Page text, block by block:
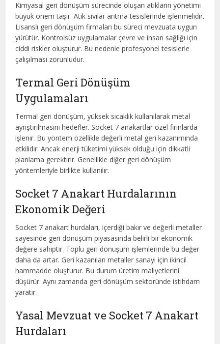
Kimyasal geri dönüşüm sürecinde oluşan atıkların yönetimi
büyük önem taşır. Atık sıvılar arıtma tesislerinde işlenmelidir.
Lisanslı geri dönüşüm firmaları bu süreci mevzuata uygun
yürütür. Kontrolsüz uygulamalar çevre ve insan sağlığı için
ciddi riskler oluşturur. Bu nedenle profesyonel tesislerle
çalışılması zorunludur.
Termal Geri Dönüşüm
Uygulamaları
Termal geri dönüşüm, yüksek sıcaklık kullanılarak metal
ayrıştırılmasını hedefler. Socket 7 anakartlar özel fırınlarda
işlenir. Bu yöntem özellikle değerli metal geri kazanımında
etkilidir. Ancak enerji tüketimi yüksek olduğu için dikkatli
planlama gerektirir. Genellikle diğer geri dönüşüm
yöntemleriyle birlikte kullanılır.
Socket 7 Anakart Hurdalarının
Ekonomik Değeri
Socket 7 anakart hurdaları, içerdiği bakır ve değerli metaller
sayesinde geri dönüşüm piyasasında belirli bir ekonomik
değere sahiptir. Toplu geri dönüşüm işlemlerinde bu değer
daha da artar. Geri kazanılan metaller sanayi için ikincil
hammadde oluşturur. Bu durum üretim maliyetlerini
düşürür. Aynı zamanda geri dönüşüm sektöründe istihdam
yaratır.
Yasal Mevzuat ve Socket 7 Anakart
Hurdaları